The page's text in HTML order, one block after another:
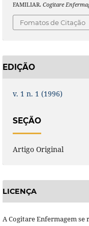
FAMILIAR. Cogitare
Fomatos de Citação
EDIÇÃO
v. 1 n. 1 (1996)
SEÇÃO
Artigo Original
LICENÇA
A Cogitare Enfermagem